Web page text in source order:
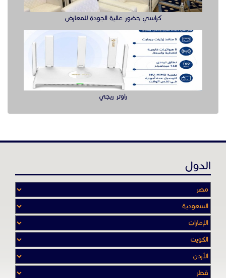
كراسي حضور عالية الجودة للمعارض
راوتر ريجي
الدول